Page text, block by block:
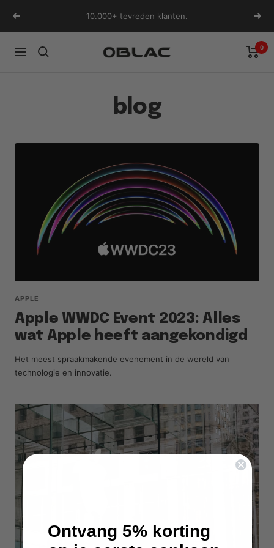
naarVorige 10.000+ tevreden klanten.
Navigatie Oblac 0
blog
APPLE
Apple WWDC Event 2023: Alles
wat Apple heeft aangekondigd
Het meest spraakmakende evenement in de wereld van
technologie en innovatie.
Ontvang 5% korting